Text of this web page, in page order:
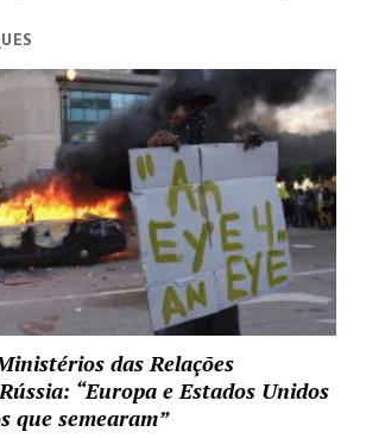
das Relações
“Europa e Estados Unidos
que semearam”